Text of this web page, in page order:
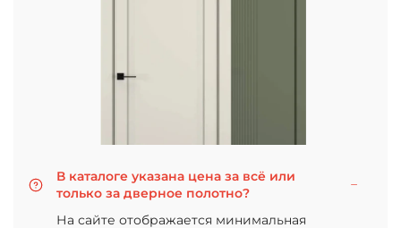
В каталоге указана цена за всё или
только за дверное полотно?
На сайте отображается минимальная